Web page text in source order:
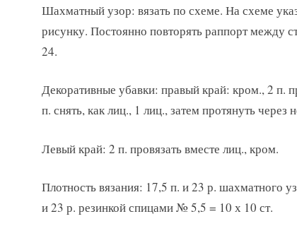
Шахматный узор: вязать по схеме. На схеме
рисунку. Постоянно повторять раппорт между
24.
Декоративные убавки: правый край: кром., 2 п.
п. снять, как лиц., 1 лиц., затем протянуть через
Левый край: 2 п. провязать вместе лиц., кром.
Плотность вязания: 17,5 п. и 23 р. шахматного
и 23 р. резинкой спицами № 5,5 = 10 х 10 ст.